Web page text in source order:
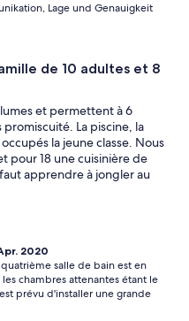
Lage und Genauigkeit
de 10 adultes et 8
et permettent à 6
La piscine, la
la jeune classe. Nous
pour 18 une cuisinière de
apprendre à jongler au
vraiment bien. un détail
bain, mais ça dépanne.
2020
salle de bain est en
chambres attenantes étant le
prévu d'installer une grande